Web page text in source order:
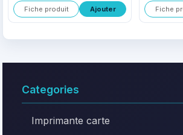
Fiche produit Fiche
Categories
Imprimante carte